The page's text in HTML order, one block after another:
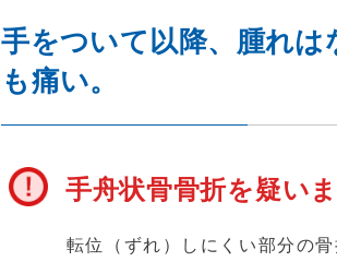
手をついて以降、腫れ
も痛い。
手舟状骨骨折を疑いま
転位（ずれ）しにくい部分の